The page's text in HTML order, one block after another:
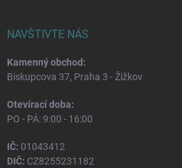
NAVŠTIVTE NÁS
Kamenný obchod:
Biskupcova 37, Praha 3 - Žižkov
Otevírací doba:
PO - PÁ: 9:00 - 16:00
IČ: 01043412
DIČ: CZ8255231182